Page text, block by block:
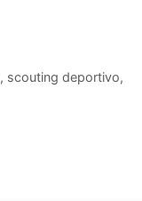
, scouting deportivo,